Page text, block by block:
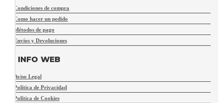
Condiciones de compra
Como hacer un pedido
Métodos de pago
Envíos y Devoluciones
INFO WEB
Aviso Legal
Política de Privacidad
Política de Cookies